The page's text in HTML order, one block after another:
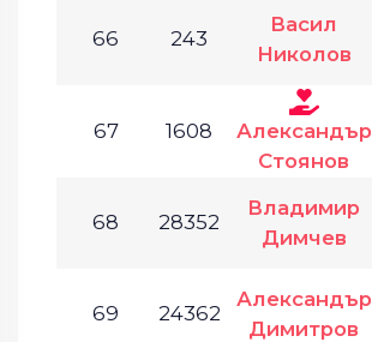
66 243
Васил
Николов
67 1608
Александър
Стоянов
68 28352
Владимир
Димчев
69 24362
Александър
Димитров